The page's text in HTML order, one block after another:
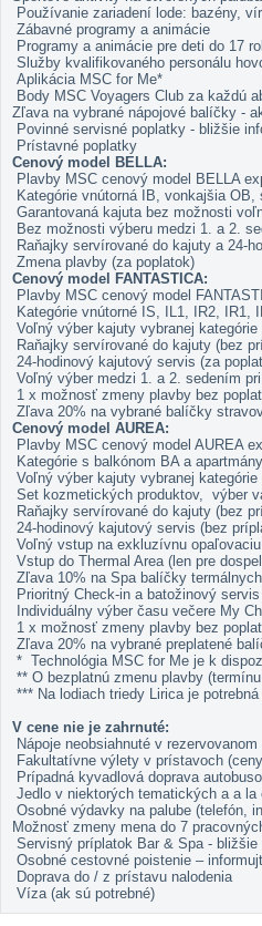
Používanie zariadení lode: bazény,
Zábavné programy a animácie
Programy a animácie pre deti do 17
Služby kvalifikovaného personálu
Aplikácia MSC for Me*
Body MSC Voyagers Club za každú
Zľava na vybrané nápojové balíčky -
Povinné servisné poplatky - bližšie
Prístavné poplatky
Cenový model BELLA:
Plavby MSC cenový model BELLA
Kategórie vnútorná IB, vonkajšia OB,
Garantovaná kajuta bez možnosti
Bez možnosti výberu medzi 1. a 2.
Raňajky servírované do kajuty a 24-
Zmena plavby (za poplatok)
Cenový model FANTASTICA:
Plavby MSC cenový model
Kategórie vnútorné IS, IL1, IR2,
Voľný výber kajuty vybranej
Raňajky servírované do kajuty (bez
24-hodinový kajutový servis (za
Voľný výber medzi 1. a 2. sedením
1 x možnosť zmeny plavby bez
Zľava 20% na vybrané balíčky
Cenový model AUREA:
Plavby MSC cenový model AUREA
Kategórie s balkónom BA a
Voľný výber kajuty vybranej
Set kozmetických produktov, výber
Raňajky servírované do kajuty (bez
24-hodinový kajutový servis (bez
Voľný vstup na exkluzívnu
Vstup do Thermal Area (len pre
Zľava 10% na Spa balíčky
Prioritný Check-in a batožinový
Individuálny výber času večere My
1 x možnosť zmeny plavby bez
Zľava 20% na vybrané preplatené
* Technológia MSC for Me je k
** O bezplatnú zmenu plavby
*** Na lodiach triedy Lirica je
V cene nie je zahrnuté:
Nápoje neobsiahnuté v
Fakultatívne výlety v prístavoch
Prípadná kyvadlová doprava
Jedlo v niektorých tematických a a
Osobné výdavky na palube (telefón,
Možnosť zmeny mena do 7
Servisný príplatok Bar & Spa - bližšie
Osobné cestovné poistenie –
Doprava do / z prístavu nalodenia
Víza (ak sú potrebné)